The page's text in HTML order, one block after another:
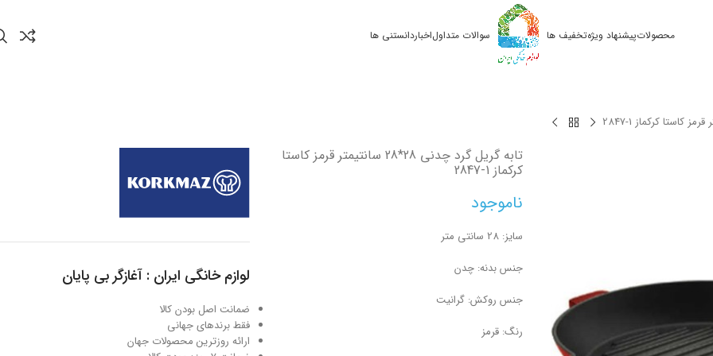
محصولاتپیشنهاد ویژهتخفیف ها سوالات متداولاخباردانستنی ها
2847-1
تابه گریل گرد چدنی 28*28 سانتیمتر قرمز کاستا
کرکماز 2847-1
ناموجود
سایز: 28 سانتی متر
جنس بدنه: چدن
جنس روکش: گرانیت
رنگ: قرمز
لوازم خانگی ایران : آغازگر بی پایان
ضمانت اصل بودن کالا
فقط برندهای جهانی
ارائه روزترین محصولات جهان